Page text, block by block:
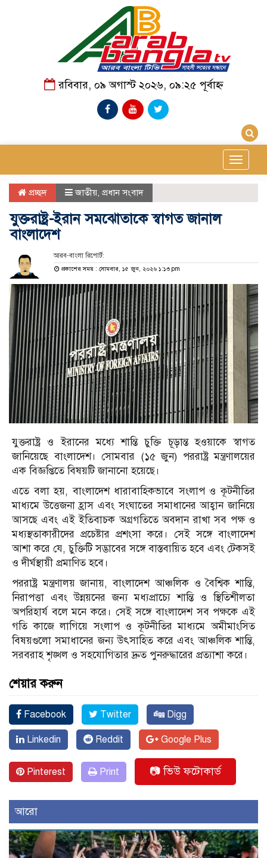
রবিবার, ০৯ অগাস্ট ২০২৬, ০৯:২৫ পূর্বাহ্ন
Toggle
প্রচ্ছদ জাতীয়, প্রধান সংবাদ
যুক্তরাষ্ট্র-ইরান সমঝোতাকে স্বাগত জানাল
বাংলাদেশ
আরব-বাংলা রিপোর্ট:
প্রকাশের সময় : সোমবার, ১৫ জুন, ২০২৬ ১:১৩ pm
যুক্তরাষ্ট্র ও ইরানের মধ্যে শান্তি চুক্তি চূড়ান্ত হওয়াকে স্বাগত
জানিয়েছে বাংলাদেশ। সোমবার (১৫ জুন) পররাষ্ট্র মন্ত্রণালয়ের
এক বিজ্ঞপ্তিতে বিষয়টি জানানো হয়েছে।
এতে বলা হয়, বাংলাদেশ ধারাবাহিকভাবে সংলাপ ও কূটনীতির
মাধ্যমে উত্তেজনা হ্রাস এবং সংঘাতের সমাধানের আহ্বান জানিয়ে
আসছে এবং এই ইতিবাচক অগ্রগতিতে অবদান রাখা সব পক্ষ ও
মধ্যস্থতাকারীদের প্রচেষ্টার প্রশংসা করে। সেই সঙ্গে বাংলাদেশ
আশা করে যে, চুক্তিটি সদ্ভাবের সঙ্গে বাস্তবায়িত হবে এবং টেকসই
ও দীর্ঘস্থায়ী প্রমাণিত হবে।
পররাষ্ট্র মন্ত্রণালয় জানায়, বাংলাদেশ আঞ্চলিক ও বৈশ্বিক শান্তি,
নিরাপত্তা এবং উন্নয়নের জন্য মধ্যপ্রাচ্যে শান্তি ও স্থিতিশীলতা
অপরিহার্য বলে মনে করে। সেই সঙ্গে বাংলাদেশ সব পক্ষকে এই
গতি কাজে লাগিয়ে সংলাপ ও কূটনীতির মাধ্যমে অমীমাংসিত
বিষয়গুলো সমাধানের জন্য উৎসাহিত করে এবং আঞ্চলিক শান্তি,
সরবরাহ শৃঙ্খল ও সহযোগিতার দ্রুত পুনরুদ্ধারের প্রত্যাশা করে।
শেয়ার করুন
Facebook Twitter Digg
Linkedin Reddit Google Plus
Pinterest Print 📷 ভিউ ফটোকার্ড
আরো